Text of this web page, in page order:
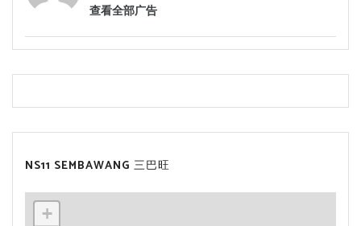
查看全部广告
NS11 SEMBAWANG 三巴旺
+